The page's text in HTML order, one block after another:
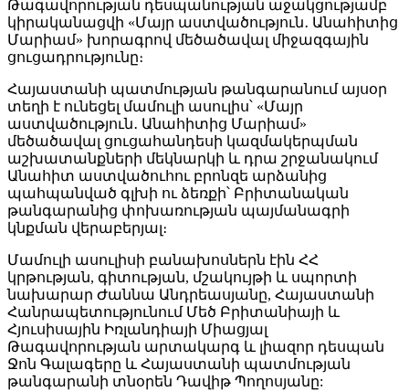
Թագավորության դեսպանության աջակցությամբ
կիրականացվի «Մայր աստվածություն․ Անահիտից
Մարիամ» խորագրով մեծածավալ միջազգային
ցուցադրությունը։
Հայաստանի պատմության թանգարանում այսօր
տեղի է ունեցել մամուլի ասուլիս՝ «Մայր
աստվածություն․ Անահիտից Մարիամ»
մեծածավալ ցուցահանդեսի կազմակերպման
աշխատանքների մեկնարկի և դրա շրջանակում
Անահիտ աստվածուհու բրոնզե արձանից
պահպանված գլխի ու ձեռքի՝ Բրիտանական
թանգարանից փոխառության պայմանագրի
կնքման վերաբերյալ։
Մամուլի ասուլիսի բանախոսներն էին ՀՀ
կրթության, գիտության, մշակույթի և սպորտի
նախարար Ժաննա Անդրեասյանը, Հայաստանի
Հանրապետությունում Մեծ Բրիտանիայի և
Հյուսիսային Իռլանդիայի Միացյալ
Թագավորության արտակարգ և լիազոր դեսպան
Ջոն Գալագերը և Հայաստանի պատմության
թանգարանի տնօրեն Դավիթ Պողոսյանը: